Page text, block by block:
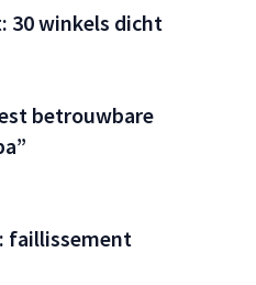
30 winkels dicht
betrouwbare
faillissement